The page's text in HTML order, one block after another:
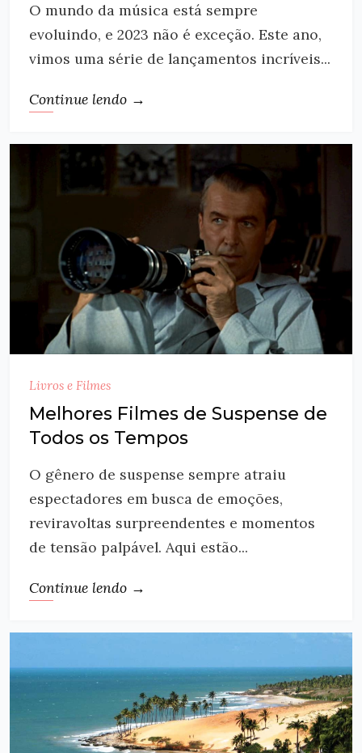
O mundo da música está sempre
evoluindo, e 2023 não é exceção. Este ano,
vimos uma série de lançamentos incríveis...
Continue lendo →
Livros e Filmes
Melhores Filmes de Suspense de
Todos os Tempos
O gênero de suspense sempre atraiu
espectadores em busca de emoções,
reviravoltas surpreendentes e momentos
de tensão palpável. Aqui estão...
Continue lendo →